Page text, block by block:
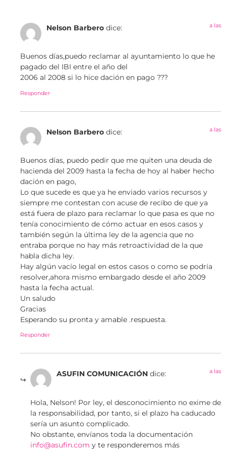
Nelson Barbero dice: a las
Buenos días,puedo reclamar al ayuntamiento lo que he
pagado del IBI entre el año del
2006 al 2008 si lo hice dación en pago ???
Responder
Nelson Barbero dice: a las
Buenos días, puedo pedir que me quiten una deuda de
hacienda del 2009 hasta la fecha de hoy al haber hecho
dación en pago,
Lo que sucede es que ya he enviado varios recursos y
siempre me contestan con acuse de recibo de que ya
está fuera de plazo para reclamar lo que pasa es que no
tenía conocimiento de cómo actuar en esos casos y
también según la última ley de la agencia que no
entraba porque no hay más retroactividad de la que
habla dicha ley.
Hay algún vacío legal en estos casos o como se podría
resolver,ahora mismo embargado desde el año 2009
hasta la fecha actual.
Un saludo
Gracias
Esperando su pronta y amable .respuesta.
Responder
ASUFIN COMUNICACIÓN dice: a las
Hola, Nelson! Por ley, el desconocimiento no exime de
la responsabilidad, por tanto, si el plazo ha caducado
sería un asunto complicado.
No obstante, envíanos toda la documentación
info@asufin.com y te responderemos más